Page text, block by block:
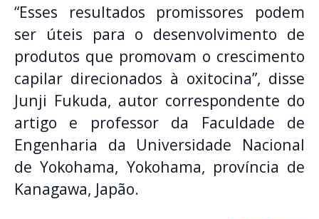
“Esses resultados promissores podem
ser úteis para o desenvolvimento de
produtos que promovam o crescimento
capilar direcionados à oxitocina”, disse
Junji Fukuda, autor correspondente do
artigo e professor da Faculdade de
Engenharia da Universidade Nacional
de Yokohama, Yokohama, província de
Kanagawa, Japão.